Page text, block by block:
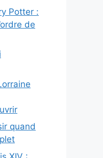
Potter :
de
quand